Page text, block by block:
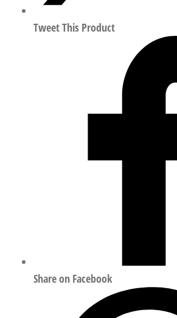
NSF/ANSI
169Tweet This Product
Share on Facebook